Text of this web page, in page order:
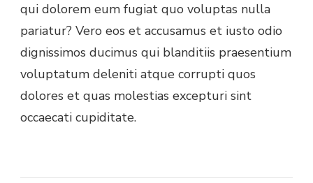
qui dolorem eum fugiat quo voluptas nulla
pariatur? Vero eos et accusamus et iusto odio
dignissimos ducimus qui blanditiis praesentium
voluptatum deleniti atque corrupti quos
dolores et quas molestias excepturi sint
occaecati cupiditate.